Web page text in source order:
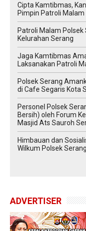
Cipta Kamtibmas,
Pimpin Patroli Malam
Patroli Malam
Kelurahan Serang
Jaga Kamtibmas
Laksanakan Patroli
Polsek Serang
di Cafe Segaris Kota
Personel Polsek
Bersih) oleh Forum
Masjid Ats Sauroh
Himbauan dan
Wilkum Polsek Serang
ADVERTISER